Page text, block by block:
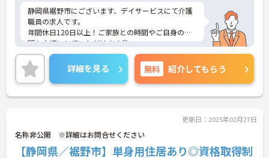
静岡県裾野市にございます、デイサービスにて介護
職員の求人です。
年間休日120日以上！ご家族との時間やご自身の時
間も大切にしていただけます◎
ご興味をお持ちの方はお気軽にお問合せ下さい。
詳細を見る 無料 紹介してもらう
更新日：2025年02月27日
名称非公開 ※詳細はお問合せください
【静岡県／裾野市】単身用住居あり◎資格取得制